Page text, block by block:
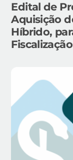
Edital de
Aquisição
Híbrido,
Fiscalização